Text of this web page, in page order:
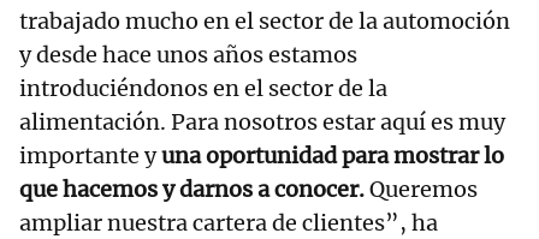
trabajado mucho en el sector de la automoción
y desde hace unos años estamos
introduciéndonos en el sector de la
alimentación. Para nosotros estar aquí es muy
importante yuna oportunidad para mostrar lo
que hacemos y darnos a conocer.Queremos
ampliar nuestra cartera de clientes”, ha